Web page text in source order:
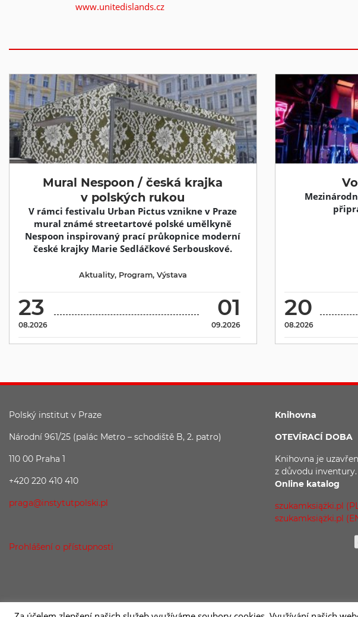
www.unitedislands.cz
Mural Nespoon / česká krajka
v polských rukou
V rámci festivalu Urban Pictus vznikne v Praze
mural známé streetartové polské umělkyně
Nespoon inspirovaný prací průkopnice moderní
české krajky Marie Sedláčkové Serbouskové.
23
08.2026
01
09.2026
Aktuality, Program, Výstava
20
08.2026
Polský institut v Praze
Národní 961/25 (palác Metro – schodiště B, 2. patro)
110 00 Praha 1
+420 220 410 410
praga@instytutpolski.pl
Prohlášení o přístupnosti
Knihovna
OTEVÍRACÍ DOBA
Knihovna je
z důvodu inventury.
Online katalog
szukamksiążki.pl
szukamksiążki.pl